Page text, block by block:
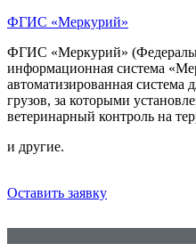
ФГИС «Меркурий»
ФГИС «Меркурий»
информационная система
автоматизированная система
грузов, за которыми
ветеринарный контроль на
и другие.
Оставить заявку